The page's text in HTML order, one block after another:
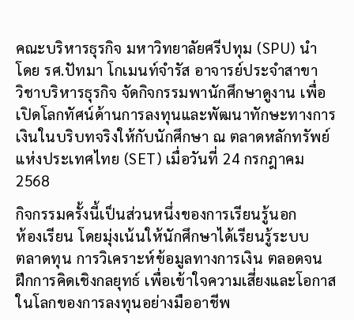
คณะบริหารธุรกิจ มหาวิทยาลัยศรีปทุม (SPU) นำ
โดย รศ.ปัทมา โกเมนท์จำรัส อาจารย์ประจำสาขา
วิชาบริหารธุรกิจ จัดกิจกรรมพานักศึกษาดูงาน เพื่อ
เปิดโลกทัศน์ด้านการลงทุนและพัฒนาทักษะทางการ
เงินในบริบทจริงให้กับนักศึกษา ณ ตลาดหลักทรัพย์
แห่งประเทศไทย (SET) เมื่อวันที่ 24 กรกฎาคม
2568
กิจกรรมครั้งนี้เป็นส่วนหนึ่งของการเรียนรู้นอก
ห้องเรียน โดยมุ่งเน้นให้นักศึกษาได้เรียนรู้ระบบ
ตลาดทุน การวิเคราะห์ข้อมูลทางการเงิน ตลอดจน
ฝึกการคิดเชิงกลยุทธ์ เพื่อเข้าใจความเสี่ยงและโอกาส
ในโลกของการลงทุนอย่างมืออาชีพ